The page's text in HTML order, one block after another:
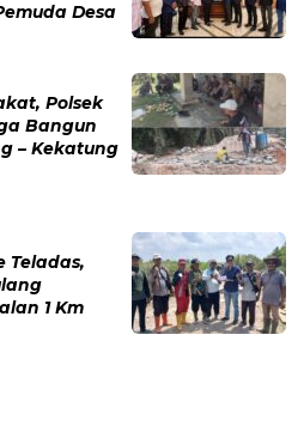
Desa
Polsek
Bangun
– Kekatung
Teladas,
1 Km